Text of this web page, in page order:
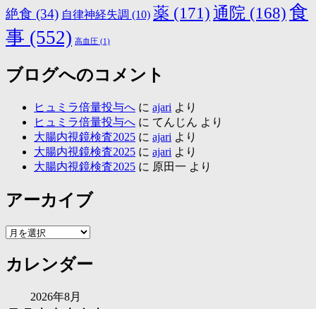
絶食 (34) 自律神経失調 (10) 薬 (171)通院 (168)食
事 (552) 高血圧 (1)
ブログへのコメント
ヒュミラ倍量投与へ に ajari より
ヒュミラ倍量投与へ に てんじん より
大腸内視鏡検査2025 に ajari より
大腸内視鏡検査2025 に ajari より
大腸内視鏡検査2025 に 原田一 より
アーカイブ
ア
カ
イ
カレンダー
2026年8月